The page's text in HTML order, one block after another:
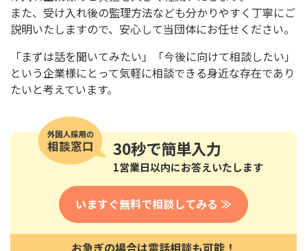
また、 受け入れ後の監理方法なども分かりやすく丁寧にご
説明いたしますので、安心して当団体にお任せください。
「まずは話を聞いてみたい」「今後に向けて相談したい」
という企業様にとって気軽に相談できる身近な存在であり
たいと考えています。
30秒で簡単入力
1営業日以内にお答えいたします
いますぐ無料で相談してみる ≫
お急ぎの場合は電話相談も可能！